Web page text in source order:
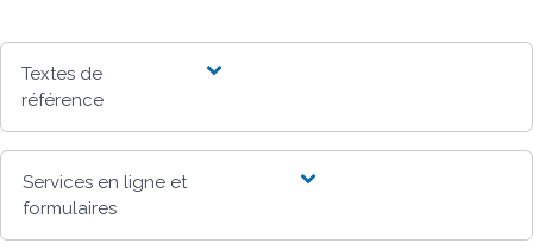
Textes de
référence
Services en ligne et
formulaires